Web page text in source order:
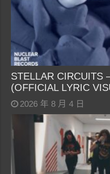
STELLAR CIRCUITS
(OFFICIAL LYRIC
2026 年 8 月 4 日